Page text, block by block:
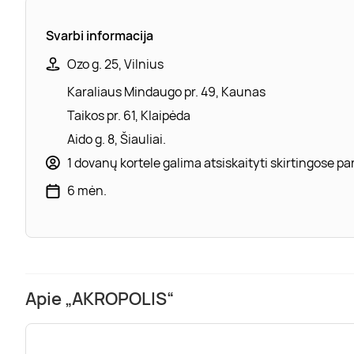
Svarbi informacija
Ozo g. 25, Vilnius
Karaliaus Mindaugo pr. 49, Kaunas
Taikos pr. 61, Klaipėda
Aido g. 8, Šiauliai.
1 dovanų kortele galima atsiskaityti skirtingose
6 mėn.
Apie „AKROPOLIS“